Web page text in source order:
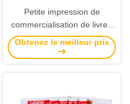
Petite impression de
commercialisation de livret,
coût bas de services
d'impression de catalogue
Obtenez le meilleur prix